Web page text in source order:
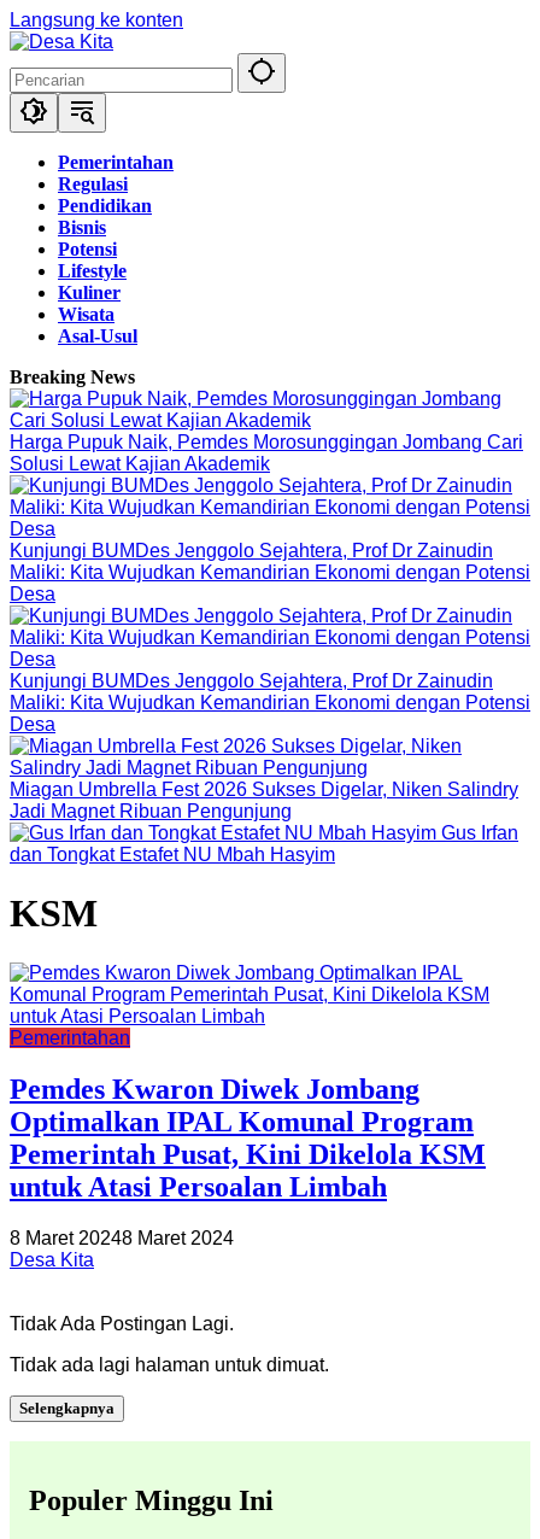
Langsung ke konten
Pemerintahan
Regulasi
Pendidikan
Bisnis
Potensi
Lifestyle
Kuliner
Wisata
Asal-Usul
Breaking News
Harga Pupuk Naik, Pemdes Morosunggingan Jombang Cari
Solusi Lewat Kajian Akademik
Kunjungi BUMDes Jenggolo Sejahtera, Prof Dr Zainudin
Maliki: Kita Wujudkan Kemandirian Ekonomi dengan Potensi
Desa
Kunjungi BUMDes Jenggolo Sejahtera, Prof Dr Zainudin
Maliki: Kita Wujudkan Kemandirian Ekonomi dengan Potensi
Desa
Miagan Umbrella Fest 2026 Sukses Digelar, Niken Salindry
Jadi Magnet Ribuan Pengunjung
Gus Irfan
dan Tongkat Estafet NU Mbah Hasyim
KSM
Pemerintahan
Pemdes Kwaron Diwek Jombang
Optimalkan IPAL Komunal Program
Pemerintah Pusat, Kini Dikelola KSM
untuk Atasi Persoalan Limbah
8 Maret 20248 Maret 2024
Desa Kita
Tidak Ada Postingan Lagi.
Tidak ada lagi halaman untuk dimuat.
Selengkapnya
Populer Minggu Ini